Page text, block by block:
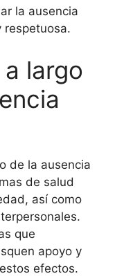
la ausencia
respetuosa.
largo
de la ausencia
de salud
así como
que
apoyo y
efectos.